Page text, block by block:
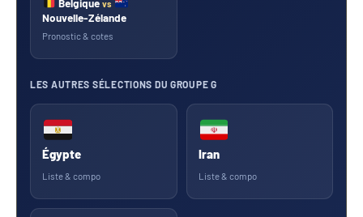
vs
Nouvelle-Zélande
Pronostic & cotes
LES AUTRES SÉLECTIONS DU GROUPE G
Égypte
Liste & compo
Iran
Liste & compo